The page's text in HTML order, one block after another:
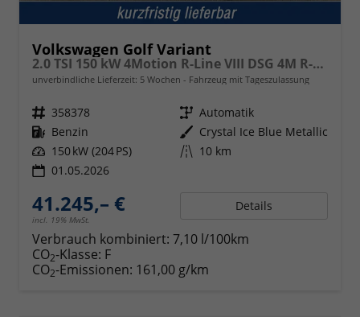
Volkswagen Golf Variant
2.0 TSI 150 kW 4Motion R-Line VIII DSG 4M R-LINE, AHK, easyOpen, LED-Plus, 18-Zoll, 3 J.-Garantie
unverbindliche Lieferzeit: 5 Wochen Fahrzeug mit Tageszulassung
Fahrzeugnr. 358378 Getriebe Automatik
Kraftstoff Benzin Außenfarbe Crystal Ice Blue Metallic
Leistung 150 kW (204 PS) Kilometerstand 10 km
01.05.2026
41.245,– €
incl. 19% MwSt.
Details
Verbrauch kombiniert: 7,10 l/100km
CO2-Klasse: F
CO2-Emissionen: 161,00 g/km